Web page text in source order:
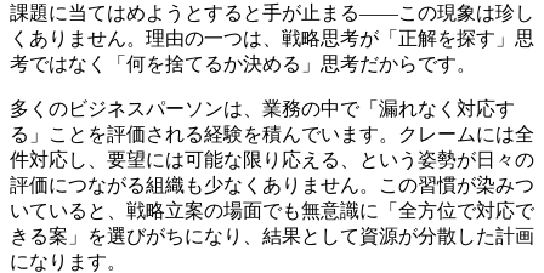
課題に当てはめようとすると手が止まる——この現象は珍し
くありません。理由の一つは、戦略思考が「正解を探す」思
考ではなく「何を捨てるか決める」思考だからです。
多くのビジネスパーソンは、業務の中で「漏れなく対応す
る」ことを評価される経験を積んでいます。クレームには全
件対応し、要望には可能な限り応える、という姿勢が日々の
評価につながる組織も少なくありません。この習慣が染みつ
いていると、戦略立案の場面でも無意識に「全方位で対応で
きる案」を選びがちになり、結果として資源が分散した計画
になります。